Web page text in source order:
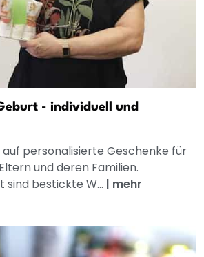
- individuell und
personalisierte Geschenke für
und deren Familien.
sind bestickte W... | mehr